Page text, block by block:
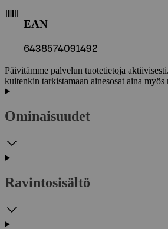
EAN
6438574091492
Päivitämme palvelun tuotetietoja
kuitenkin tarkistamaan ainesosat aina
Ominaisuudet
Ravintosisältö